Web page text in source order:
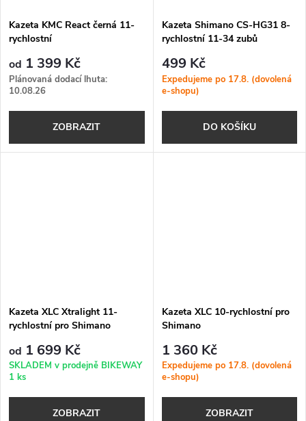
Kazeta KMC React černá 11-
rychlostní
od 1 399 Kč
Plánovaná dodací lhuta:
10.08.26
ZOBRAZIT
Kazeta Shimano CS-HG31 8-
rychlostní 11-34 zubů
499 Kč
Expedujeme po 17.8. (dovolená
e-shopu)
DO KOŠÍKU
Kazeta XLC Xtralight 11-
rychlostní pro Shimano
od 1 699 Kč
SKLADEM v prodejně BIKEWAY
1 ks
ZOBRAZIT
Kazeta XLC 10-rychlostní pro
Shimano
1 360 Kč
Expedujeme po 17.8. (dovolená
e-shopu)
ZOBRAZIT